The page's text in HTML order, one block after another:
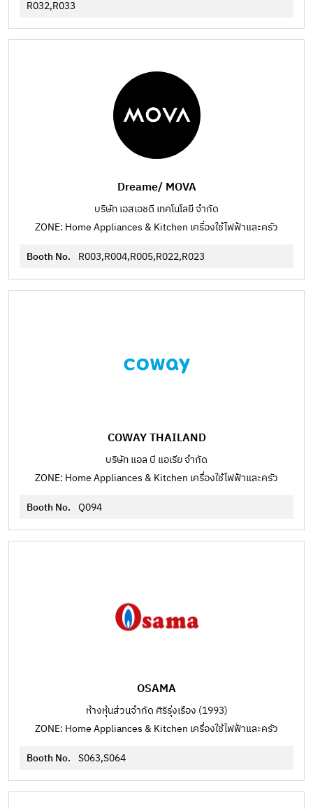
R032,R033
Dreame/ MOVA
บริษัท เอสเอชดี เทคโนโลยี จำกัด
ZONE: Home Appliances & Kitchen เครื่องใช้ไฟฟ้าและครัว
Booth No. R003,R004,R005,R022,R023
COWAY THAILAND
บริษัท แอล บี แอเรีย จำกัด
ZONE: Home Appliances & Kitchen เครื่องใช้ไฟฟ้าและครัว
Booth No. Q094
OSAMA
ห้างหุ้นส่วนจำกัด ศิริรุ่งเรือง (1993)
ZONE: Home Appliances & Kitchen เครื่องใช้ไฟฟ้าและครัว
Booth No. S063,S064